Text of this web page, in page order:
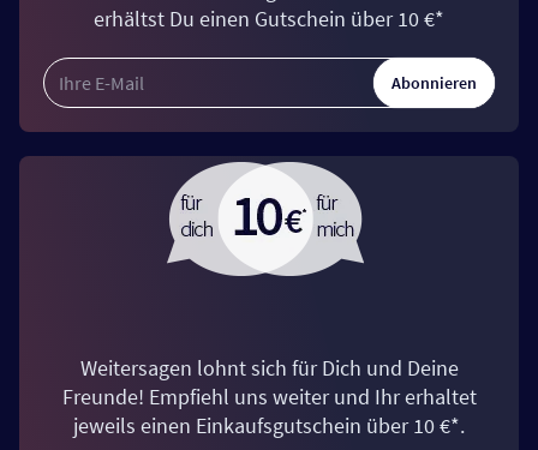
erhältst Du einen Gutschein über 10 €*
Abonnieren
Weitersagen lohnt sich für Dich und Deine
Freunde! Empfiehl uns weiter und Ihr erhaltet
jeweils einen Einkaufsgutschein über 10 €*.